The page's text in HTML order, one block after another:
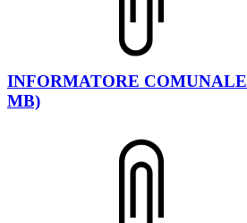
INFORMATORE COMUNALE
MB)